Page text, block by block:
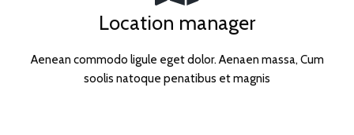
Location manager
Aenean commodo ligule eget dolor. Aenaen massa, Cum
soolis natoque penatibus et magnis